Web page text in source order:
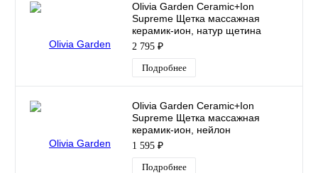
Olivia Garden Ceramic+Ion
Supreme Щетка массажная
керамик-ион, натур щетина
2 795 ₽
Подробнее
Olivia Garden Ceramic+Ion
Supreme Щетка массажная
керамик-ион, нейлон
1 595 ₽
Подробнее